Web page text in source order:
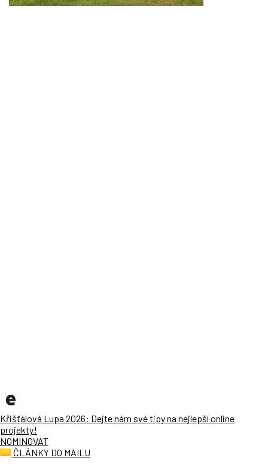
Křišťálová Lupa 2026: Dejte nám své tipy na nejlepší online
projekty!
NOMINOVAT
ČLÁNKY DO MAILU